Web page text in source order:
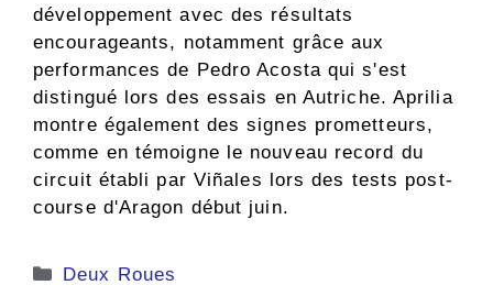
développement avec des résultats
encourageants, notamment grâce aux
performances de Pedro Acosta qui s'est
distingué lors des essais en Autriche. Aprilia
montre également des signes prometteurs,
comme en témoigne le nouveau record du
circuit établi par Viñales lors des tests post-
course d'Aragon début juin.
Catégories
Deux Roues